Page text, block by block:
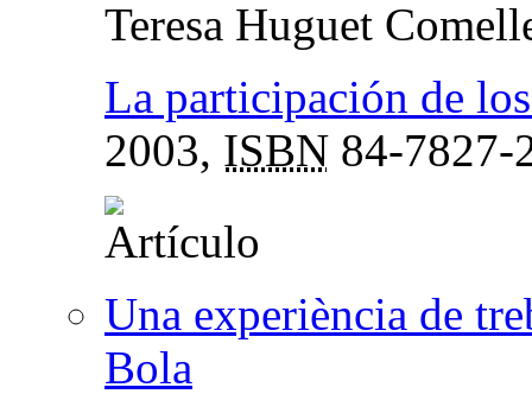
Teresa Huguet
La participación de
2003, ISBN 84-
Una experiència de
Bola